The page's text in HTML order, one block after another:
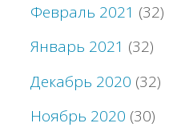
Февраль 2021 (32)
Январь 2021 (32)
Декабрь 2020 (32)
Ноябрь 2020 (30)